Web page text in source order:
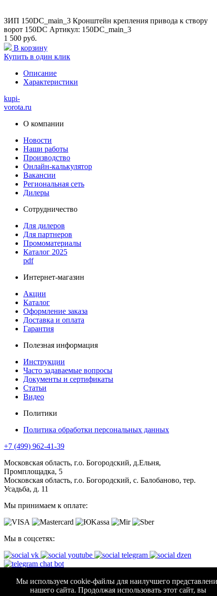
ЗИП 150DC_main_3 Кронштейн крепления привода к створу
ворот 150DC Артикул: 150DC_main_3
1 500 руб.
В корзину
Купить в один клик
Описание
Характеристики
kupi-
vorota.ru
О компании
Новости
Наши работы
Производство
Онлайн-калькулятор
Вакансии
Региональная сеть
Дилеры
Сотрудничество
Для дилеров
Для партнеров
Промоматериалы
Каталог 2025
pdf
Интернет-магазин
Акции
Каталог
Оформление заказа
Доставка и оплата
Гарантия
Полезная информация
Инструкции
Часто задаваемые вопросы
Документы и сертификаты
Статьи
Видео
Политики
Политика обработки персональных данных
+7 (499) 962-41-39
Московская область, г.о. Богородский, д.Ельня,
Промплощадка, 5
Московская область, г.о. Богородский, с. Балобаново, тер.
Усадьба, д. 11
Мы принимаем к оплате:
Мы в соцсетях:
АО "КОМПАНИЯ АВТОМАТИЧЕСКИЕ ВОРОТА"
Мы используем cookie-файлы для наилучшего
нашего сайта. Продолжая использовать этот сайт, вы